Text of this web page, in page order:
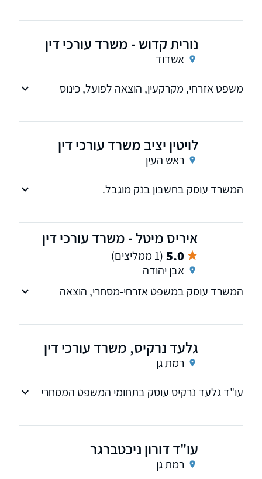
נורית קדוש - משרד עורכי דין
אשדוד
משפט אזרחי, מקרקעין, הוצאה לפועל, כינוס
לויטין יציב משרד עורכי דין
ראש העין
המשרד עוסק בחשבון בנק מוגבל.
איריס מיטל - משרד עורכי דין
5.0 (1 ממליצים)
אבן יהודה
המשרד עוסק במשפט אזרחי-מסחרי, הוצאה
גלעד נרקיס, משרד עורכי דין
רמת גן
עו"ד גלעד נרקיס עוסק בתחומי המשפט המסחרי
עו"ד דורון ניכטברגר
רמת גן